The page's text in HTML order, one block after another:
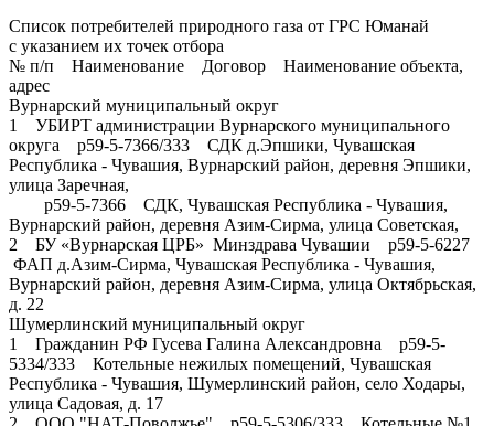
Список потребителей природного газа от ГРС Юманай
с указанием их точек отбора
№ п/п Наименование Договор Наименование объекта,
адрес
Вурнарский муниципальный округ
1 УБИРТ администрации Вурнарского муниципального
округа р59-5-7366/333 СДК д.Эпшики, Чувашская
Республика - Чувашия, Вурнарский район, деревня Эпшики,
улица Заречная,
р59-5-7366 СДК, Чувашская Республика - Чувашия,
Вурнарский район, деревня Азим-Сирма, улица Советская,
2 БУ «Вурнарская ЦРБ» Минздрава Чувашии р59-5-6227
ФАП д.Азим-Сирма, Чувашская Республика - Чувашия,
Вурнарский район, деревня Азим-Сирма, улица Октябрьская,
д. 22
Шумерлинский муниципальный округ
1 Гражданин РФ Гусева Галина Александровна р59-5-
5334/333 Котельные нежилых помещений, Чувашская
Республика - Чувашия, Шумерлинский район, село Ходары,
улица Садовая, д. 17